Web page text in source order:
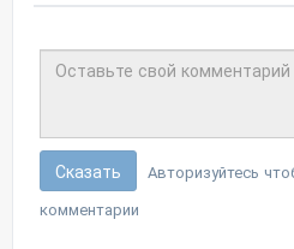
Сказать
Авторизуйтесь
комментарии